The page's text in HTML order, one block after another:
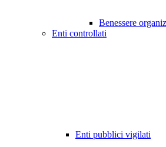
Benessere
Enti controllati
Enti pubblici vigilati